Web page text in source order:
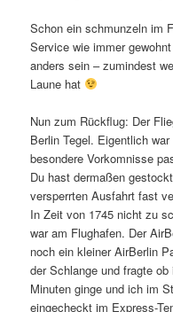
Schon ein schmunzeln im
Service wie immer
anders sein – zumindest
Laune hat
Nun zum Rückflug: Der
Berlin Tegel. Eigentlich
besondere Vorkomnisse
Du hast dermaßen
versperrten Ausfahrt fast
In Zeit von 1745 nicht zu
war am Flughafen. Der
noch ein kleiner AirBerlin
der Schlange und fragte
Minuten ginge und ich im
eingecheckt im Express-